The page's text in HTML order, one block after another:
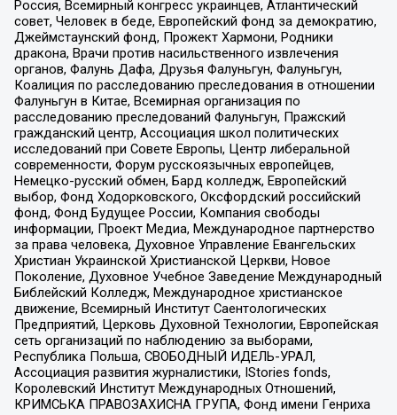
Россия, Всемирный конгресс украинцев, Атлантический
совет, Человек в беде, Европейский фонд за демократию,
Джеймстаунский фонд, Прожект Хармони, Родники
дракона, Врачи против насильственного извлечения
органов, Фалунь Дафа, Друзья Фалуньгун, Фалуньгун,
Коалиция по расследованию преследования в отношении
Фалуньгун в Китае, Всемирная организация по
расследованию преследований Фалуньгун, Пражский
гражданский центр, Ассоциация школ политических
исследований при Совете Европы, Центр либеральной
современности, Форум русскоязычных европейцев,
Немецко-русский обмен, Бард колледж, Европейский
выбор, Фонд Ходорковского, Оксфордский российский
фонд, Фонд Будущее России, Компания свободы
информации, Проект Медиа, Международное партнерство
за права человека, Духовное Управление Евангельских
Христиан Украинской Христианской Церкви, Новое
Поколение, Духовное Учебное Заведение Международный
Библейский Колледж, Международное христианское
движение, Всемирный Институт Саентологических
Предприятий, Церковь Духовной Технологии, Европейская
сеть организаций по наблюдению за выборами,
Республика Польша, СВОБОДНЫЙ ИДЕЛЬ-УРАЛ,
Ассоциация развития журналистики, IStories fonds,
Королевский Институт Международных Отношений,
КРИМСЬКА ПРАВОЗАХИСНА ГРУПА, Фонд имени Генриха